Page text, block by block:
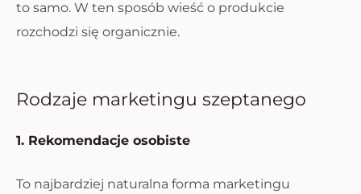
to samo. W ten sposób wieść o produkcie
rozchodzi się organicznie.
Rodzaje marketingu szeptanego
1. Rekomendacje osobiste
To najbardziej naturalna forma marketingu